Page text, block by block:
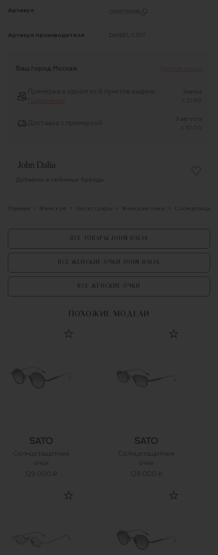
Артикул 00076018
Артикул производителя DANIEL C107
Ваш город Москва Другой город
Примерка в одном из 6 пунктов выдачи
Подробнее
Завтра
c 21:00
Доставка с примеркой
9 августа
c 10:00
Добавить в любимые бренды
Главная Женское Аксессуары Женские очки
ВСЕ ТОВАРЫ JOHN DALIA
ВСЕ ЖЕНСКИЕ ОЧКИ JOHN DALIA
ВСЕ ЖЕНСКИЕ ОЧКИ
ПОХОЖИЕ МОДЕЛИ
Солнцезащитные
очки
129 000 ₽
Солнцезащитные
очки
129 000 ₽